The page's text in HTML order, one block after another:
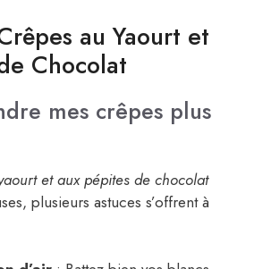
au Yaourt et
Chocolat
mes crêpes plus
et aux pépites de chocolat
plusieurs astuces s’offrent à